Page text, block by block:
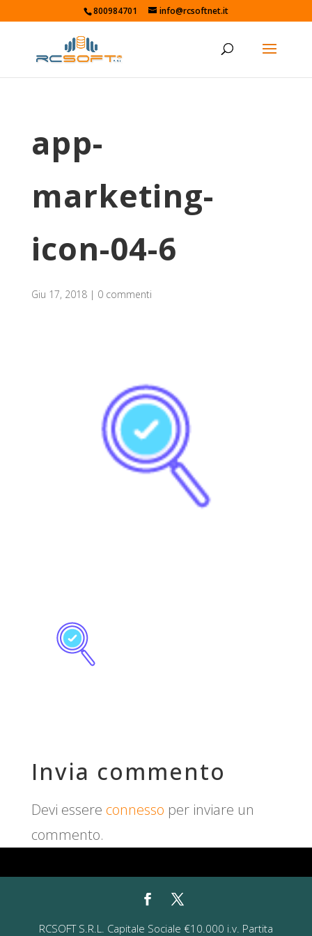
800984701 info@rcsoftnet.it
app-
marketing-
icon-04-6
Giu 17, 2018| 0 commenti
Invia commento
Devi essere connesso per inviare un
commento.
RCSOFT S.R.L. Capitale Sociale €10.000 i.v. Partita